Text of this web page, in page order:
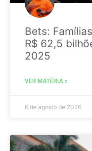
Bets:
R$ 62,5
2025
VER MATÉRIA »
6 de agosto de 2026